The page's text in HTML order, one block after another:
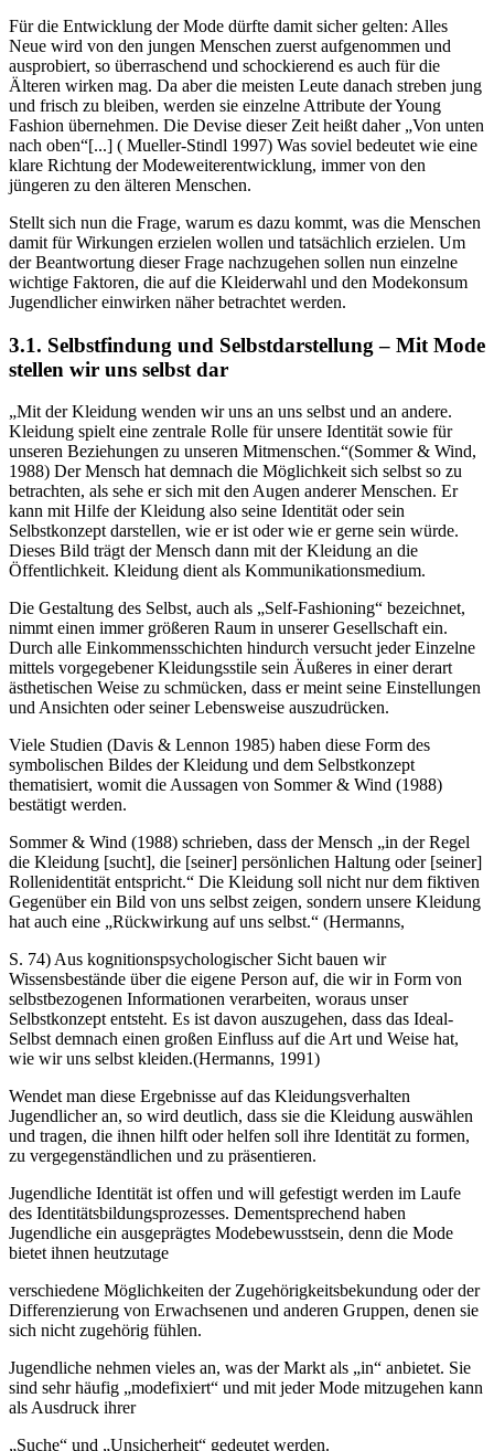
Für die Entwicklung der Mode dürfte damit sicher gelten: Alles
Neue wird von den jungen Menschen zuerst aufgenommen und
ausprobiert, so überraschend und schockierend es auch für die
Älteren wirken mag. Da aber die meisten Leute danach streben jung
und frisch zu bleiben, werden sie einzelne Attribute der Young
Fashion übernehmen. Die Devise dieser Zeit heißt daher „Von unten
nach oben“[...] ( Mueller-Stindl 1997) Was soviel bedeutet wie eine
klare Richtung der Modeweiterentwicklung, immer von den
jüngeren zu den älteren Menschen.
Stellt sich nun die Frage, warum es dazu kommt, was die Menschen
damit für Wirkungen erzielen wollen und tatsächlich erzielen. Um
der Beantwortung dieser Frage nachzugehen sollen nun einzelne
wichtige Faktoren, die auf die Kleiderwahl und den Modekonsum
Jugendlicher einwirken näher betrachtet werden.
3.1. Selbstfindung und Selbstdarstellung – Mit Mode
stellen wir uns selbst dar
Mit der Kleidung wenden wir uns an uns selbst und an andere.
Kleidung spielt eine zentrale Rolle für unsere Identität sowie für
unseren Beziehungen zu unseren Mitmenschen. (Sommer & Wind,
1988) Der Mensch hat demnach die Möglichkeit sich selbst so zu
betrachten, als sehe er sich mit den Augen anderer Menschen. Er
kann mit Hilfe der Kleidung also seine Identität oder sein
Selbstkonzept darstellen, wie er ist oder wie er gerne sein würde.
Dieses Bild trägt der Mensch dann mit der Kleidung an die
Öffentlichkeit. Kleidung dient als Kommunikationsmedium.
Die Gestaltung des Selbst, auch als „Self-Fashioning“ bezeichnet,
nimmt einen immer größeren Raum in unserer Gesellschaft ein.
Durch alle Einkommensschichten hindurch versucht jeder Einzelne
mittels vorgegebener Kleidungsstile sein Äußeres in einer derart
ästhetischen Weise zu schmücken, dass er meint seine Einstellungen
und Ansichten oder seiner Lebensweise auszudrücken.
Viele Studien (Davis & Lennon 1985) haben diese Form des
symbolischen Bildes der Kleidung und dem Selbstkonzept
thematisiert, womit die Aussagen von Sommer & Wind (1988)
bestätigt werden.
Sommer & Wind (1988) schrieben, dass der Mensch
in der Regel
die Kleidung [sucht], die [seiner] persönlichen Haltung oder [seiner]
Rollenidentität entspricht.
Die Kleidung soll nicht nur dem fiktiven
Gegenüber ein Bild von uns selbst zeigen, sondern unsere Kleidung
hat auch eine
Rückwirkung auf uns selbst.
(Hermanns,
S. 74) Aus kognitionspsychologischer Sicht bauen wir
Wissensbestände über die eigene Person auf, die wir in Form von
selbstbezogenen Informationen verarbeiten, woraus unser
Selbstkonzept entsteht. Es ist davon auszugehen, dass das Ideal-
Selbst demnach einen großen Einfluss auf die Art und Weise hat,
wie wir uns selbst kleiden.(Hermanns, 1991)
Wendet man diese Ergebnisse auf das Kleidungsverhalten
Jugendlicher an, so wird deutlich, dass sie die Kleidung auswählen
und tragen, die ihnen hilft oder helfen soll ihre Identität zu formen,
zu vergegenständlichen und zu präsentieren.
Jugendliche Identität ist offen und will gefestigt werden im Laufe
des Identitätsbildungsprozesses. Dementsprechend haben
Jugendliche ein ausgeprägtes Modebewusstsein, denn die Mode
bietet ihnen heutzutage
verschiedene Möglichkeiten der Zugehörigkeitsbekundung oder der
Differenzierung von Erwachsenen und anderen Gruppen, denen sie
sich nicht zugehörig fühlen.
Jugendliche nehmen vieles an, was der Markt als „in“ anbietet. Sie
sind sehr häufig „modefixiert“ und mit jeder Mode mitzugehen kann
als Ausdruck ihrer
„Suche“ und „Unsicherheit“ gedeutet werden.